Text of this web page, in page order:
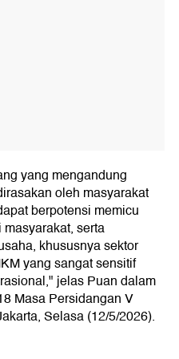
yang mengandung
oleh masyarakat
berpotensi memicu
serta
khususnya sektor
yang sangat sensitif
jelas Puan dalam
Masa Persidangan V
Selasa (12/5/2026).